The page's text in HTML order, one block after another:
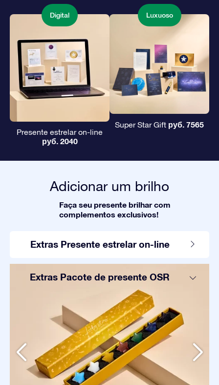
Digital
Presente estrelar on-line
руб. 2040
Luxuoso
Super Star Gift руб. 7565
Adicionar um brilho
Faça seu presente brilhar com
complementos exclusivos!
Extras Presente estrelar on-line
Extras Pacote de presente OSR